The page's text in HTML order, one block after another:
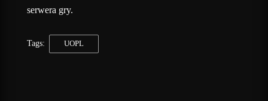
serwera gry.
Tags: UOPL